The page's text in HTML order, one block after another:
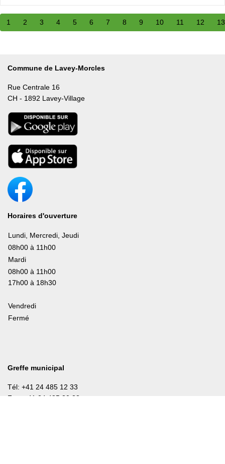
Affiche 161 à 167 de 167 événements
1 2 3 4 5 6 7 8 9 10 11 12 13
Commune de Lavey-Morcles
Rue Centrale 16
CH - 1892 Lavey-Village
Horaires d'ouverture
Lundi, Mercredi, Jeudi
08h00 à 11h00
Mardi
08h00 à 11h00
17h00 à 18h30
Vendredi
Fermé
Greffe municipal
Tél: +41 24 485 12 33
Fax: +41 24 485 30 33